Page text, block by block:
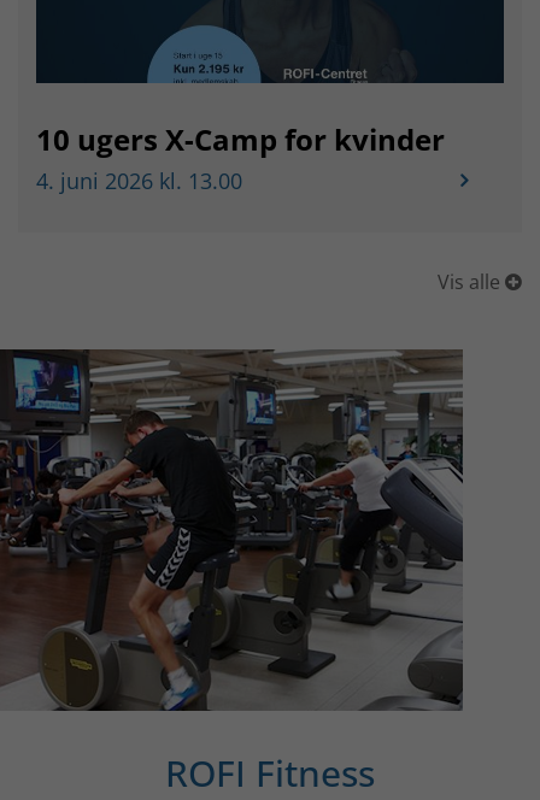
10 ugers X-Camp for kvinder
4. juni 2026 kl. 13.00
Vis alle
ROFI Fitness